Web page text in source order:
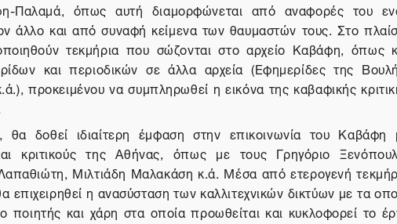
Παλαμά, όπως αυτή διαμορφώνεται από αναφορές του
άλλο και από συναφή κείμενα των θαυμαστών τους. Στο
τεκμήρια που σώζονται στο αρχείο Καβάφη, όπως
και περιοδικών σε άλλα αρχεία (Εφημερίδες της
προκειμένου να συμπληρωθεί η εικόνα της καβαφικής
θα δοθεί ιδιαίτερη έμφαση στην επικοινωνία του Καβάφη
κριτικούς της Αθήνας, όπως με τους Γρηγόριο
Μιλτιάδη Μαλακάση κ.ά. Μέσα από ετερογενή
επιχειρηθεί η ανασύσταση των καλλιτεχνικών δικτύων με τα
ποιητής και χάρη στα οποία προωθείται και κυκλοφορεί το